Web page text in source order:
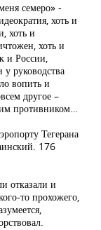
семеро» -
хоть и
хоть и
хоть и
и России,
руководства
вопить и
другое –
противником…
Тегерана
176
отказали и
то прохожего,